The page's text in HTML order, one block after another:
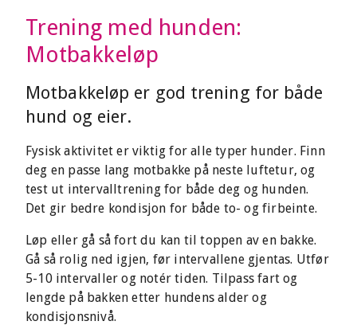
Trening med hunden:
Motbakkeløp
Motbakkeløp er god trening for både
hund og eier.
Fysisk aktivitet er viktig for alle typer hunder. Finn
deg en passe lang motbakke på neste luftetur, og
test ut intervalltrening for både deg og hunden.
Det gir bedre kondisjon for både to- og firbeinte.
Løp eller gå så fort du kan til toppen av en bakke.
Gå så rolig ned igjen, før intervallene gjentas. Utfør
5-10 intervaller og notér tiden. Tilpass fart og
lengde på bakken etter hundens alder og
kondisjonsnivå.